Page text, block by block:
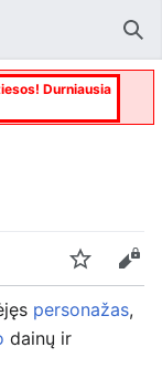
Durniausia
Stebėti
Keisti
personažas,
dainų ir